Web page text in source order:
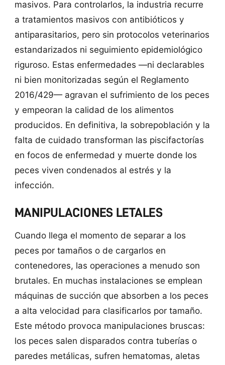
masivos. Para controlarlos, la industria recurre
a tratamientos masivos con antibióticos y
antiparasitarios, pero sin protocolos veterinarios
estandarizados ni seguimiento epidemiológico
riguroso. Estas enfermedades —ni declarables
ni bien monitorizadas según el Reglamento
2016/429— agravan el sufrimiento de los peces
y empeoran la calidad de los alimentos
producidos. En definitiva, la sobrepoblación y la
falta de cuidado transforman las piscifactorías
en focos de enfermedad y muerte donde los
peces viven condenados al estrés y la
infección.
MANIPULACIONES LETALES
Cuando llega el momento de separar a los
peces por tamaños o de cargarlos en
contenedores, las operaciones a menudo son
brutales. En muchas instalaciones se emplean
máquinas de succión que absorben a los peces
a alta velocidad para clasificarlos por tamaño.
Este método provoca manipulaciones bruscas:
los peces salen disparados contra tuberías o
paredes metálicas, sufren hematomas, aletas